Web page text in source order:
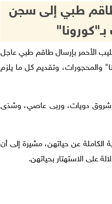
طاقم طبي إلى سجن
للصليب الأحمر بإرسال طاقم طبي عاجل
والمحجورات، وتقديم كل ما يلزم
دويات، وربى عاصي، وشذى
الكاملة عن حياتهن، مشيرة إلى أن
على الاستهتار بحياتهن.